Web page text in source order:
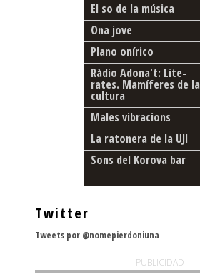
El so de la música
Ona jove
Plano onírico
Ràdio Adona't: Lite-
rates. Mamíferes de la
cultura
Males vibracions
La ratonera de la UJI
Sons del Korova bar
Twitter
Tweets por @nomepierdoniuna
PUBLICIDAD